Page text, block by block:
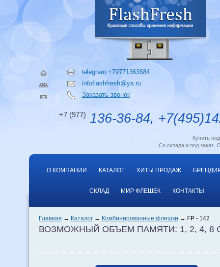
telegram +79771363684
infoflashfresh@ya.ru
Заказать звонок
+7 (977) 136-36-84,
Купить
Со склада и под заказ.
О КОМПАНИИ КАТАЛОГ ХИТЫ ПРОДАЖ
СКЛАД МИР ФЛЕШЕК КОНТАКТЫ
Главная Каталог Комбинированные флешки FP - 142
ВОЗМОЖНЫЙ ОБЪЕМ ПАМЯТИ: 1, 2, 4, 8